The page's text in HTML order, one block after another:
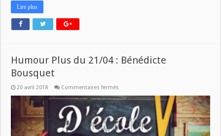
Lire plus
Humour Plus du 21/04 : Bénédicte
Bousquet
20 avril 2018 Commentaires fermés
Plus
du
21/04
:
Bénédicte
Bousquet